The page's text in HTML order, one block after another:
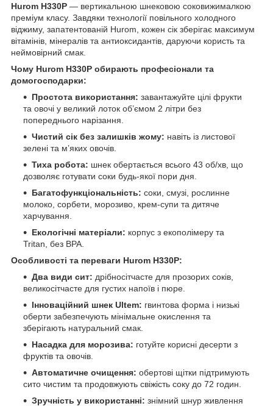
Hurom H330P — вертикальною шнековою соковижималкою
преміум класу. Завдяки технології повільного холодного
віджиму, запатентованій Hurom, кожен сік зберігає максимум
вітамінів, мінералів та антиоксидантів, даруючи користь та
неймовірний смак.
Чому Hurom H330P обирають професіонали та
домогосподарки:
Простота використання: завантажуйте цілі фрукти
та овочі у великий лоток об’ємом 2 літри без
попереднього нарізання.
Чистий сік без залишків жому: навіть із листової
зелені та м’яких овочів.
Тиха робота: шнек обертається всього 43 об/хв, що
дозволяє готувати соки будь-якої пори дня.
Багатофункціональність: соки, смузі, рослинне
молоко, сорбети, морозиво, крем-супи та дитяче
харчування.
Екологічні матеріали: корпус з екополімеру та
Tritan, без BPA.
Особливості та переваги Hurom H330P:
Два види сит: дрібносітчасте для прозорих соків,
великосітчасте для густих напоїв і пюре.
Інноваційний шнек Ultem: гвинтова форма і низькі
оберти забезпечують мінімальне окислення та
зберігають натуральний смак.
Насадка для морозива: готуйте корисні десерти з
фруктів та овочів.
Автоматичне очищення: обертові щітки підтримують
сито чистим та продовжують свіжість соку до 72 годин.
Зручність у використанні: знімний шнур живлення